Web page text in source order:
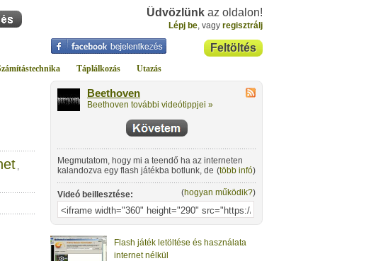
Üdvözlünk az oldalon!
Lépj be, vagy regisztrálj
Feltöltés
Táplálkozás Utazás
,
Beethoven
Beethoven további videótippjei »
Megmutatom, hogy mi a teendő ha az interneten
kalandozva egy flash játékba botlunk, de nincsen a
gépünkön az ehhez szükséges flash plugin.
(több infó)
Videó beillesztése: (hogyan működik?)
Flash játék letöltése és használata
internet nélkül